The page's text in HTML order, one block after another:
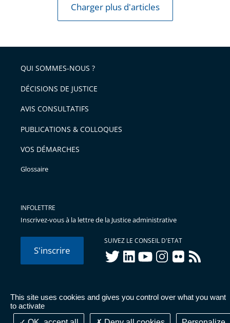
This site uses cookies and gives you control over what you want
to activate
Charger plus d'articles
QUI SOMMES-NOUS ?
DÉCISIONS DE JUSTICE
AVIS CONSULTATIFS
PUBLICATIONS & COLLOQUES
VOS DÉMARCHES
Glossaire
INFOLETTRE
Inscrivez-vous à la lettre de la Justice administrative
S'inscrire
SUIVEZ LE CONSEIL D'ETAT
twitterlinkedInyoutubeinstagram
flickr rss
© Conseil d'État 2026 - Mentions légales
Données
personnelles-Publications administratives-Accessibilité :
partiellement conforme